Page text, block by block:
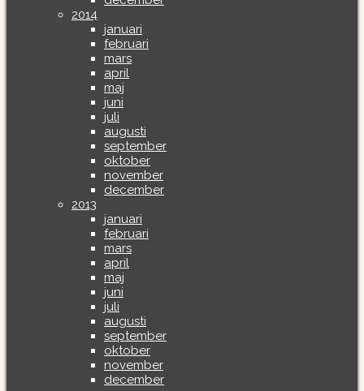
2014
januari
februari
mars
april
maj
juni
juli
augusti
september
oktober
november
december
2013
januari
februari
mars
april
maj
juni
juli
augusti
september
oktober
november
december